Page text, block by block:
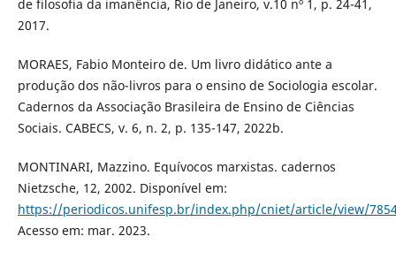
de filosofia da imanência, Rio de Janeiro, v.10 nº 1, p. 24-41,
2017.
MORAES, Fabio Monteiro de. Um livro didático ante a
produção dos não-livros para o ensino de Sociologia escolar.
Cadernos da Associação Brasileira de Ensino de Ciências
Sociais. CABECS, v. 6, n. 2, p. 135-147, 2022b.
MONTINARI, Mazzino. Equívocos marxistas. cadernos
Nietzsche, 12, 2002. Disponível em:
https://periodicos.unifesp.br/index.php/cniet/article/view/
Acesso em: mar. 2023.